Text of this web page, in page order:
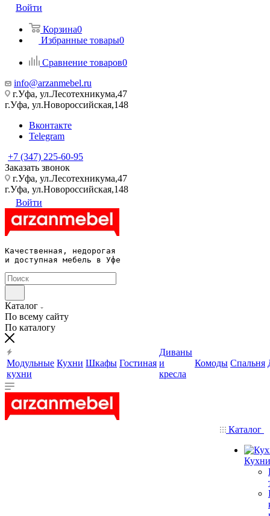
Войти
Корзина0
Избранные товары0
Сравнение товаров0
info@arzanmebel.ru
г.Уфа, ул.Лесотехникума,47
г.Уфа, ул.Новороссийская,148
Вконтакте
Telegram
+7 (347) 225-60-95
Заказать звонок
г.Уфа, ул.Лесотехникума,47
г.Уфа, ул.Новороссийская,148
Войти
Качественная, недорогая
и доступная мебель в Уфе
Каталог
По всему сайту
По каталогу
Модульные
кухни
Кухни Шкафы Гостиная
Диваны
и
кресла
Комоды Спальня
Каталог
Кухни